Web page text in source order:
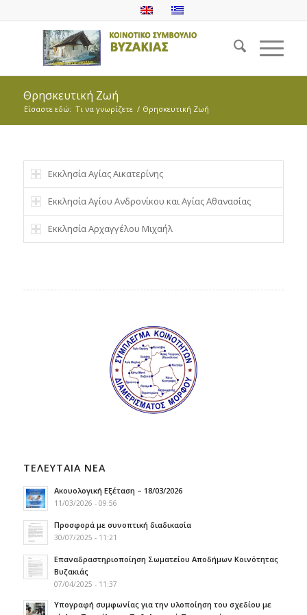
Θρησκευτική Ζωή
Είσαστε εδώ: Τι να γνωρίζετε / Θρησκευτική Ζωή
Εκκλησία Αγίας Αικατερίνης
Εκκλησία Αγίου Ανδρονίκου και Αγίας Αθανασίας
Εκκλησία Αρχαγγέλου Μιχαήλ
ΤΕΛΕΥΤΑΙΑ ΝΕΑ
Ακουολογική Εξέταση – 18/03/2026
11/03/2026 - 09:56
Προσφορά με συνοπτική διαδικασία
30/07/2025 - 11:21
Επαναδραστηριοποίηση Σωματείου Αποδήμων Κοινότητας
Βυζακιάς
07/04/2025 - 11:37
Υπογραφή συμφωνίας για την υλοποίηση του σχεδίου με